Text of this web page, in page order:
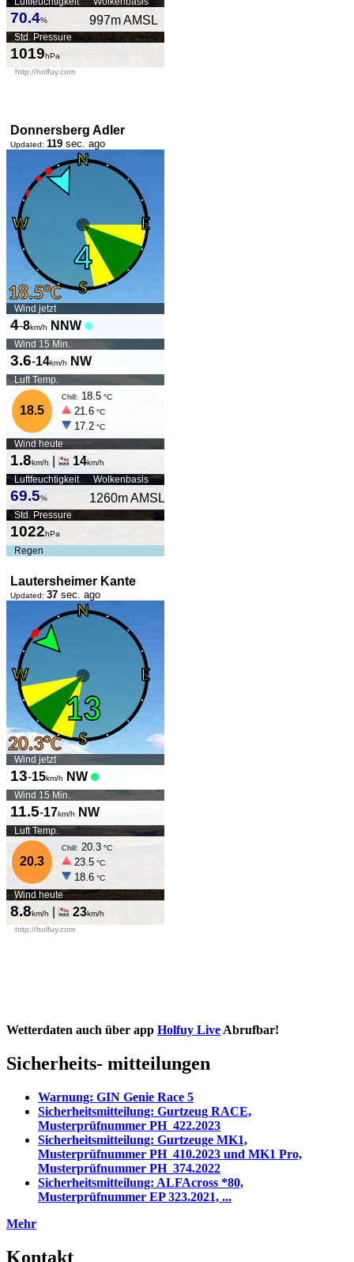
Wetterdaten auch über app Holfuy Live Abrufbar!
Sicherheits- mitteilungen
Warnung: GIN Genie Race 5
Sicherheitsmitteilung: Gurtzeug RACE,
Musterprüfnummer PH_422.2023
Sicherheitsmitteilung: Gurtzeuge MK1,
Musterprüfnummer PH_410.2023 und MK1 Pro,
Musterprüfnummer PH_374.2022
Sicherheitsmitteilung: ALFAcross *80,
Musterprüfnummer EP 323.2021, ...
Mehr
Kontakt